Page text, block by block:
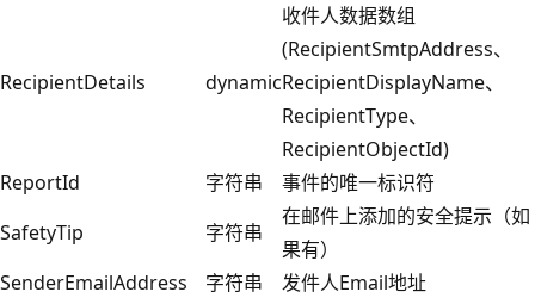
RecipientDetails dynamic
收件人数据数组
(RecipientSmtpAddress、
RecipientDisplayName、
RecipientType、
RecipientObjectId)
ReportId
字符串
事件的唯一标识符
SafetyTip
字符串
在邮件上添加的安全提示（如
果有）
SenderEmailAddress
字符串 发件人Email地址